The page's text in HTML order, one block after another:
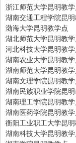
浙江师范大学昆明教
湖南交通工程学院昆
渤海大学昆明教学点
湖北师范大学昆明教
河北科技大学昆明教
湖南农业大学昆明教
湖南师范大学昆明教
湖南文理学院昆明教
湖南民族职业学院昆
湖南理工学院昆明教
湖南医药学院昆明教
衡阳工业职工大学昆
湖南科技大学昆明教